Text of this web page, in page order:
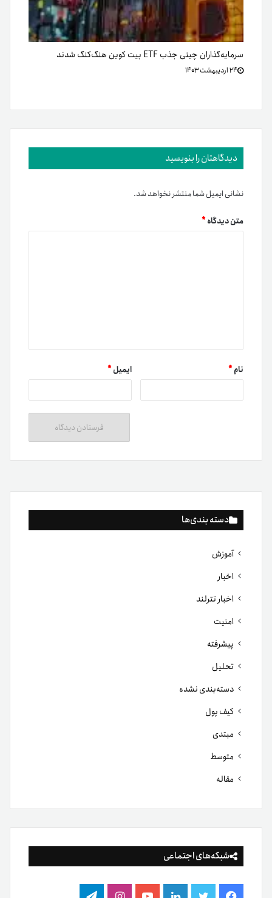
دسته بندی‌ها
آموزش
اخبار
اخبار تترلند
امنیت
پیشرفته
تحلیل
دسته‌بندی نشده
کیف پول
مبتدی
متوسط
مقاله
شبکه‌های اجتماعی
سرمایه‌گذاران چینی جذب ETF بیت کوین هنگ‌کنگ شدند
۲۴ اردیبهشت ۱۴۰۳
دیدگاهتان را بنویسید
نشانی ایمیل شما منتشر نخواهد شد.
متن دیدگاه*
نام* ایمیل*